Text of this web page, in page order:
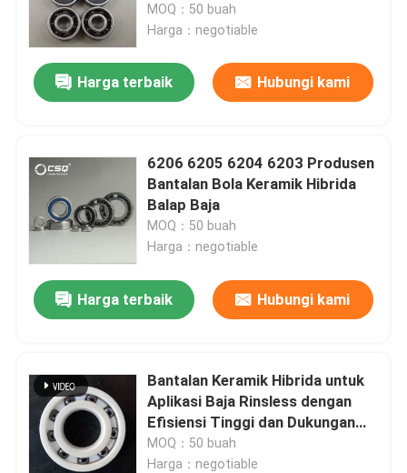
MOQ：50 buah
Harga：negotiable
Harga terbaik Hubungi kami
6206 6205 6204 6203 Produsen
Bantalan Bola Keramik Hibrida
Balap Baja
MOQ：50 buah
Harga：negotiable
Harga terbaik Hubungi kami
Bantalan Keramik Hibrida untuk
Aplikasi Baja Rinsless dengan
Efisiensi Tinggi dan Dukungan
OEM / ODM yang Disesuaikan
MOQ：50 buah
Harga：negotiable